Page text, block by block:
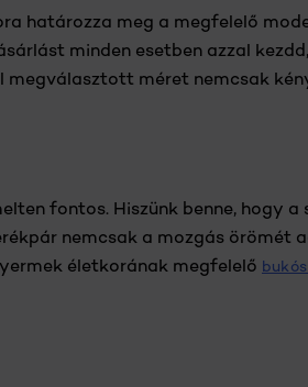
határozza meg a megfelelő
minden esetben azzal
méret nemcsak
fontos. Hiszünk benne, hogy
nemcsak a mozgás örömét
életkorának megfelelő